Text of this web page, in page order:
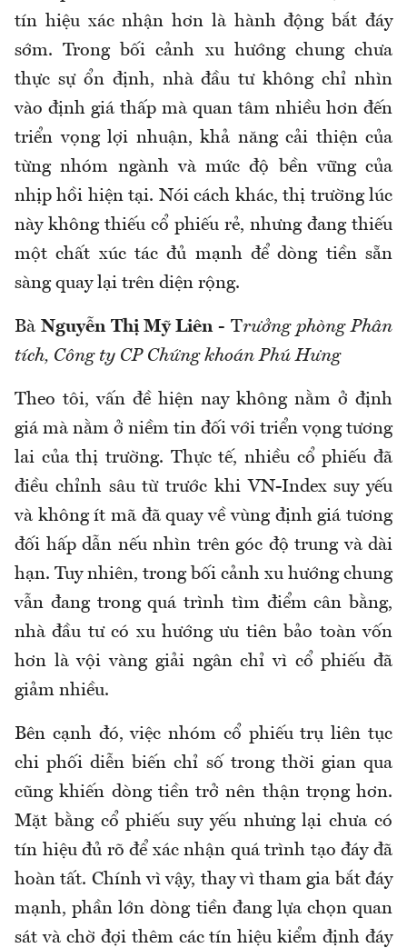
tín hiệu xác nhận hơn là hành động bắt đáy
sớm. Trong bối cảnh xu hướng chung chưa
thực sự ổn định, nhà đầu tư không chỉ nhìn
vào định giá thấp mà quan tâm nhiều hơn đến
triển vọng lợi nhuận, khả năng cải thiện của
từng nhóm ngành và mức độ bền vững của
nhịp hồi hiện tại. Nói cách khác, thị trường lúc
này không thiếu cổ phiếu rẻ, nhưng đang thiếu
một chất xúc tác đủ mạnh để dòng tiền sẵn
sàng quay lại trên diện rộng.
BàNguyễn Thị Mỹ Liên- Trưởng phòng Phân
tích, Công ty CP Chứng khoán Phú Hưng
Theo tôi, vấn đề hiện nay không nằm ở định
giá mà nằm ở niềm tin đối với triển vọng tương
lai của thị trường. Thực tế, nhiều cổ phiếu đã
điều chỉnh sâu từ trước khi VN-Index suy yếu
và không ít mã đã quay về vùng định giá tương
đối hấp dẫn nếu nhìn trên góc độ trung và dài
hạn. Tuy nhiên, trong bối cảnh xu hướng chung
vẫn đang trong quá trình tìm điểm cân bằng,
nhà đầu tư có xu hướng ưu tiên bảo toàn vốn
hơn là vội vàng giải ngân chỉ vì cổ phiếu đã
giảm nhiều.
Bên cạnh đó, việc nhóm cổ phiếu trụ liên tục
chi phối diễn biến chỉ số trong thời gian qua
cũng khiến dòng tiền trở nên thận trọng hơn.
Mặt bằng cổ phiếu suy yếu nhưng lại chưa có
tín hiệu đủ rõ để xác nhận quá trình tạo đáy đã
hoàn tất. Chính vì vậy, thay vì tham gia bắt đáy
mạnh, phần lớn dòng tiền đang lựa chọn quan
sát và chờ đợi thêm các tín hiệu kiểm định đáy